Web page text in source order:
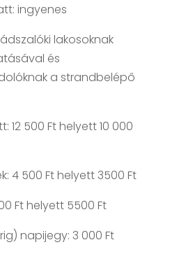
ingyenes
lakosoknak
és
a strandbelépő
12 500 Ft helyett 10 000
4 500 Ft helyett 3500 Ft
Ft helyett 5500 Ft
napijegy: 3 000 Ft